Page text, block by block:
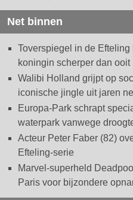
Net binnen
Toverspiegel in de
koningin scherper dan ooit
Walibi Holland grijpt op
iconische jingle uit jaren
Europa-Park schrapt
waterpark vanwege
Acteur Peter Faber (82)
Efteling-serie
Marvel-superheld
Paris voor bijzondere